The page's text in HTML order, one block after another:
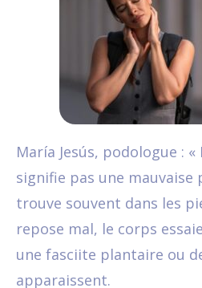
María Jesús, podologue :
signifie pas une
trouve souvent dans les
repose mal, le corps
une fasciite plantaire ou
apparaissent.